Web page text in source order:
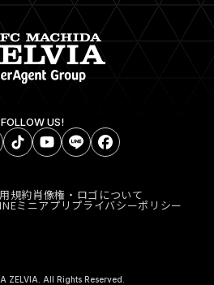
FOLLOW US!
規約肖像権・ロゴについて
ミニアプリプライバシーポリシー
ZELVIA. All Rights Reserved.